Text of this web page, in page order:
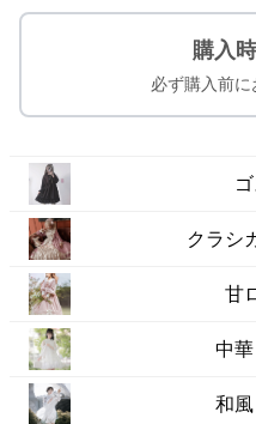
購入
必ず購入前に
クラシ
甘
中
和